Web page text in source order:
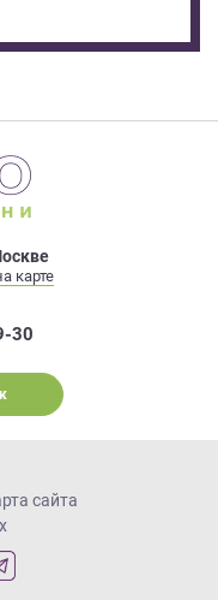
карте
30
сайта